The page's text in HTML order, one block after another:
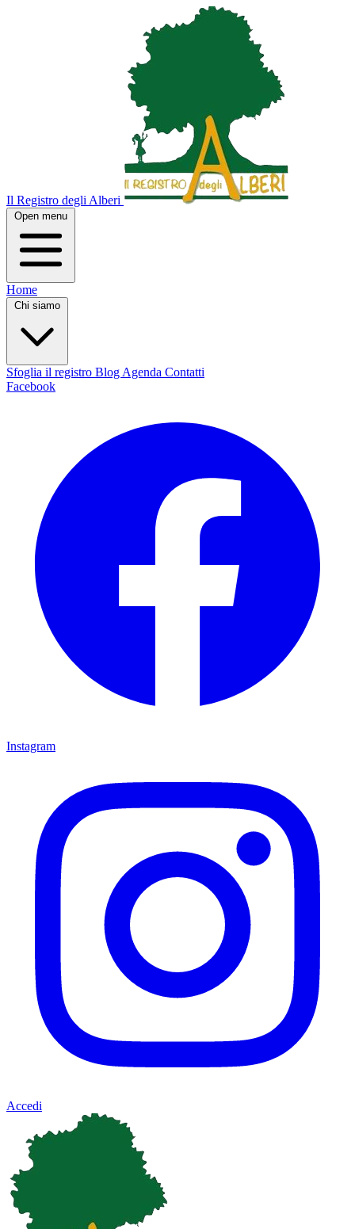
Il Registro degli Alberi
Open menu
Home
Chi siamo
Sfoglia il registro Blog Agenda Contatti
Facebook
Instagram
Accedi